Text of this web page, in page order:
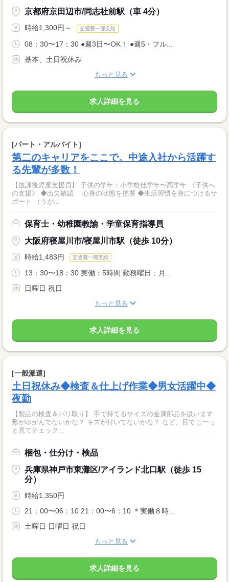
京都府京田辺市/同志社前駅（車 4分）
時給1,300円～ 交通費一部支給
08：30〜17：30 ●週3日〜OK！ ●週5・フル...
基本、土日祝休み
もっと見る
求人詳細を見る
[パート・アルバイト]
第二のキャリアをここで。中途入社から活躍す
る先輩が多数！
【放課後児童支援員】 子供の学年：小学校低学年〜高学年 《子供へ
の支援》 ◆出欠確認 心身の状態を把握 ◆生活習慣を身につけるサ
ポート （うが...
保育士・幼稚園教諭・学童保育指導員
大阪府寝屋川市/寝屋川市駅（徒歩 10分）
時給1,483円 交通費一部支給
13：30〜18：30 実働：5時間 勤務曜日：月...
日曜日 祝日
もっと見る
求人詳細を見る
[一般派遣]
土日祝休み◆検査＆仕上げ作業◆男女活躍中◆
夜勤
【製品の検査＆バリ取り】 手で持てるサイズの金属部品を扱います
形がゆがんでないかな？ キズが付いてないかな？ など、目でじーっ
と見てチェック...
梱包・仕分け・検品
兵庫県神戸市東灘区/アイランド北口駅（徒歩 15
分）
時給1,350円
21：00〜06：10 21：00〜6：10 ＊実働８時...
土曜日 日曜日 祝日
もっと見る
求人詳細を見る